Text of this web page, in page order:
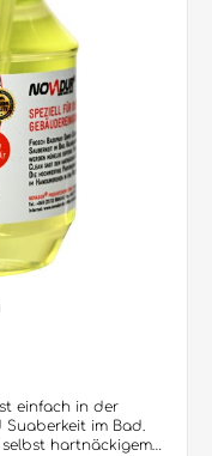
einfach in der
im Bad.
hartnäckigem